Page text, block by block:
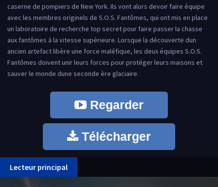
caserne de pompiers de New York. Ils vont alors devoir faire équipe
avec les membres originels de S.O.S. Fantômes, qui ont mis en place
un laboratoire de recherche top secret pour faire passer la chasse
aux fantômes à la vitesse supérieure. Lorsque la découverte dun
ancien artefact libère une force maléfique, les deux équipes S.O.S.
Fantômes doivent unir leurs forces pour protéger leurs maisons et
sauver le monde dune seconde ère glaciaire.
Regarder
Télécharger
Lecteur principal